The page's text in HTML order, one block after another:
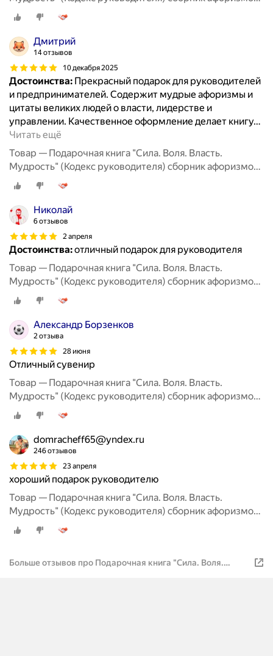
цитаты великих людей
Дмитрий
14 отзывов
10 декабря 2025
Достоинства: Прекрасный подарок для руководителей
и предпринимателей. Содержит мудрые афоризмы и
цитаты великих людей о власти, лидерстве и
управлении. Качественное оформление делает книгу…
Читать ещё
Товар — Подарочная книга "Сила. Воля. Власть.
Мудрость" (Кодекс руководителя) сборник афоризмов,
цитаты великих людей
Николай
6 отзывов
2 апреля
Достоинства:отличный подарок для руководителя
Товар — Подарочная книга "Сила. Воля. Власть.
Мудрость" (Кодекс руководителя) сборник афоризмов,
цитаты великих людей
Александр Борзенков
2 отзыва
28 июня
Отличный сувенир
Товар — Подарочная книга "Сила. Воля. Власть.
Мудрость" (Кодекс руководителя) сборник афоризмов,
цитаты великих людей
domracheff65@yndex.ru
246 отзывов
23 апреля
хороший подарок руководителю
Товар — Подарочная книга "Сила. Воля. Власть.
Мудрость" (Кодекс руководителя) сборник афоризмов,
цитаты великих людей
Больше отзывов про Подарочная книга "Сила. Воля.